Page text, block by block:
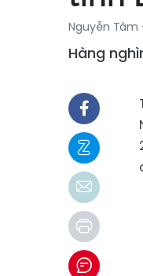
Nguyễn Tâm
Hàng